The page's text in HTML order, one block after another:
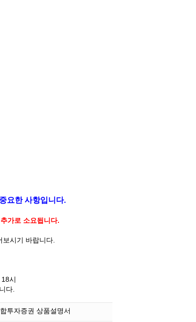
요한 사항입니다.
가로 소요됩니다.
보시기 바랍니다.
시
다.
투자증권 상품설명서